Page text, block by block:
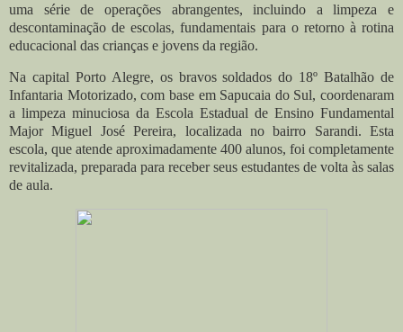
uma série de operações abrangentes, incluindo a limpeza e
descontaminação de escolas, fundamentais para o retorno à rotina
educacional das crianças e jovens da região.
Na capital Porto Alegre, os bravos soldados do 18º Batalhão de
Infantaria Motorizado, com base em Sapucaia do Sul, coordenaram
a limpeza minuciosa da Escola Estadual de Ensino Fundamental
Major Miguel José Pereira, localizada no bairro Sarandi. Esta
escola, que atende aproximadamente 400 alunos, foi completamente
revitalizada, preparada para receber seus estudantes de volta às salas
de aula.